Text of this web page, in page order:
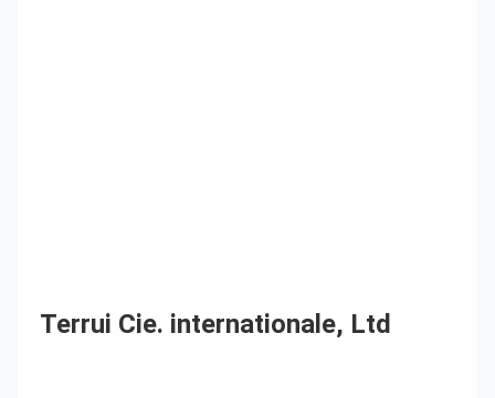
Terrui Cie. internationale, Ltd